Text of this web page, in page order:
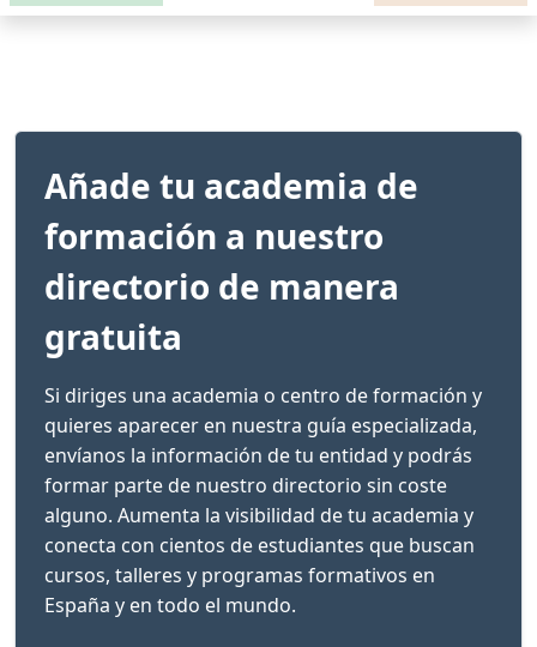
Añade tu academia de
formación a nuestro
directorio de manera
gratuita
Si diriges una academia o centro de formación y
quieres aparecer en nuestra guía especializada,
envíanos la información de tu entidad y podrás
formar parte de nuestro directorio sin coste
alguno. Aumenta la visibilidad de tu academia y
conecta con cientos de estudiantes que buscan
cursos, talleres y programas formativos en
España y en todo el mundo.